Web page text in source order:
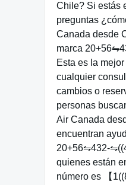
Chile? Si estás
preguntas
Canada desde
marca
Esta es la
cualquier
cambios o
personas
Air Canada
encuentran
20+56⇋432-
quienes están
número es 【